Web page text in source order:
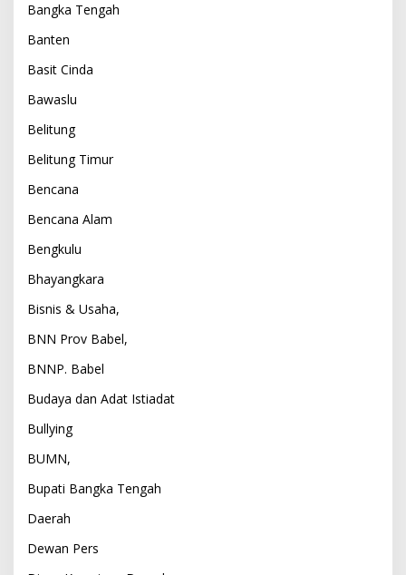
Bangka Tengah
Banten
Basit Cinda
Bawaslu
Belitung
Belitung Timur
Bencana
Bencana Alam
Bengkulu
Bhayangkara
Bisnis & Usaha,
BNN Prov Babel,
BNNP. Babel
Budaya dan Adat Istiadat
Bullying
BUMN,
Bupati Bangka Tengah
Daerah
Dewan Pers